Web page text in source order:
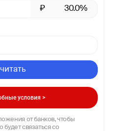
₽ 30.0%
условия >
от банков, чтобы
будет связаться со